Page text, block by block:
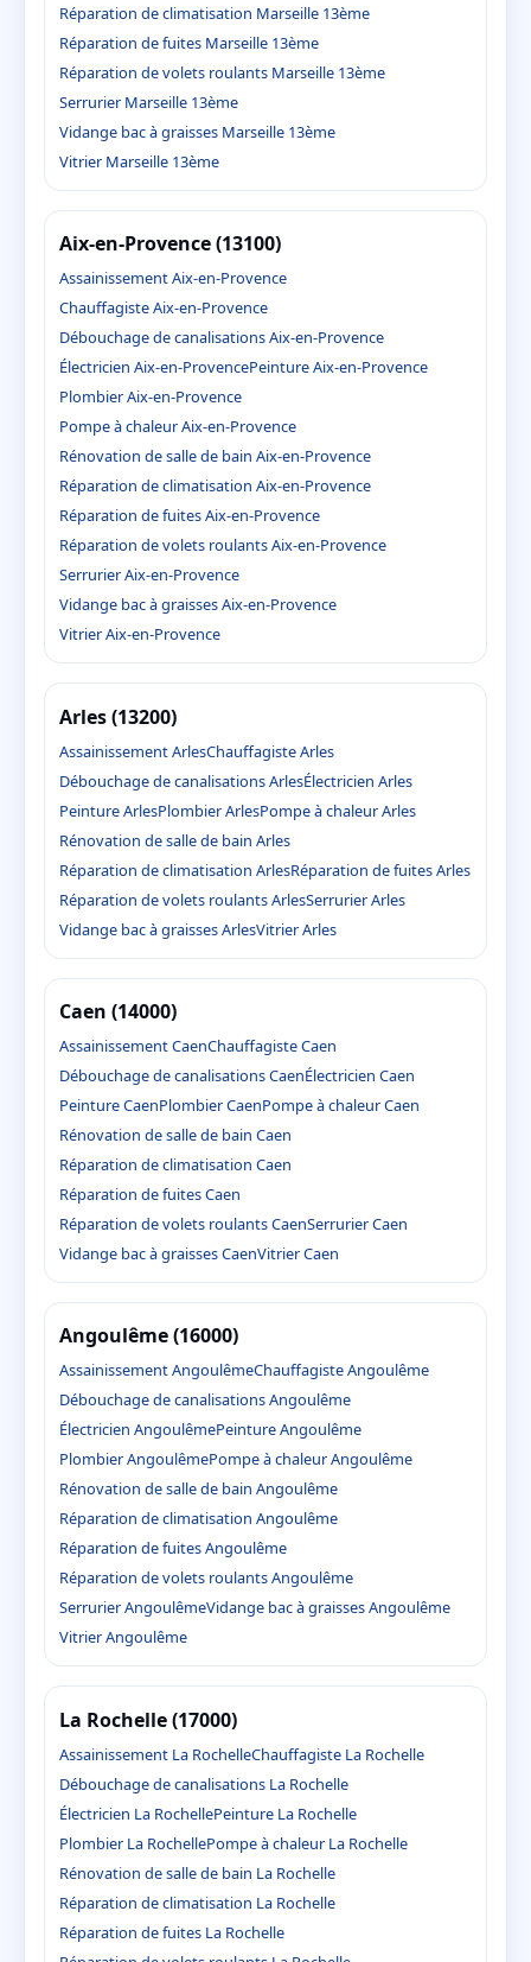
Réparation de climatisation Marseille 13ème
Réparation de fuites Marseille 13ème
Réparation de volets roulants Marseille 13ème
Serrurier Marseille 13ème
Vidange bac à graisses Marseille 13ème
Vitrier Marseille 13ème
Aix-en-Provence (13100)
Assainissement Aix-en-Provence
Chauffagiste Aix-en-Provence
Débouchage de canalisations Aix-en-Provence
Électricien Aix-en-ProvencePeinture Aix-en-Provence
Plombier Aix-en-Provence
Pompe à chaleur Aix-en-Provence
Rénovation de salle de bain Aix-en-Provence
Réparation de climatisation Aix-en-Provence
Réparation de fuites Aix-en-Provence
Réparation de volets roulants Aix-en-Provence
Serrurier Aix-en-Provence
Vidange bac à graisses Aix-en-Provence
Vitrier Aix-en-Provence
Arles (13200)
Assainissement ArlesChauffagiste Arles
Débouchage de canalisations ArlesÉlectricien Arles
Peinture ArlesPlombier ArlesPompe à chaleur Arles
Rénovation de salle de bain Arles
Réparation de climatisation ArlesRéparation de fuites Arles
Réparation de volets roulants ArlesSerrurier Arles
Vidange bac à graisses ArlesVitrier Arles
Caen (14000)
Assainissement CaenChauffagiste Caen
Débouchage de canalisations CaenÉlectricien Caen
Peinture CaenPlombier CaenPompe à chaleur Caen
Rénovation de salle de bain Caen
Réparation de climatisation Caen
Réparation de fuites Caen
Réparation de volets roulants CaenSerrurier Caen
Vidange bac à graisses CaenVitrier Caen
Angoulême (16000)
Assainissement AngoulêmeChauffagiste Angoulême
Débouchage de canalisations Angoulême
Électricien AngoulêmePeinture Angoulême
Plombier AngoulêmePompe à chaleur Angoulême
Rénovation de salle de bain Angoulême
Réparation de climatisation Angoulême
Réparation de fuites Angoulême
Réparation de volets roulants Angoulême
Serrurier AngoulêmeVidange bac à graisses Angoulême
Vitrier Angoulême
La Rochelle (17000)
Assainissement La RochelleChauffagiste La Rochelle
Débouchage de canalisations La Rochelle
Électricien La RochellePeinture La Rochelle
Plombier La RochellePompe à chaleur La Rochelle
Rénovation de salle de bain La Rochelle
Réparation de climatisation La Rochelle
Réparation de fuites La Rochelle